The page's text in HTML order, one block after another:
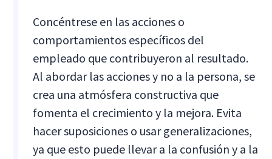
Concéntrese en las acciones o
comportamientos específicos del
empleado que contribuyeron al resultado.
Al abordar las acciones y no a la persona, se
crea una atmósfera constructiva que
fomenta el crecimiento y la mejora. Evita
hacer suposiciones o usar generalizaciones,
ya que esto puede llevar a la confusión y a la